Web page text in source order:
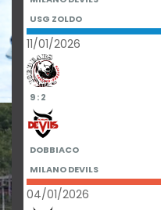
USG ZOLDO
11/01/2026
9 : 2
DOBBIACO
MILANO DEVILS
04/01/2026